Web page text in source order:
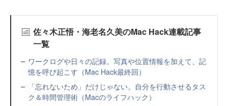
佐々木正悟・海老名久美のMac Hack連載記事
一覧
ワークログや日々の記録。写真や位置情報を加えて、記
憶を呼び起こす（Mac Hack最終回）
「忘れないため」だけじゃない。自分を行動させるタス
ク＆時間管理術（Macのライフハック）